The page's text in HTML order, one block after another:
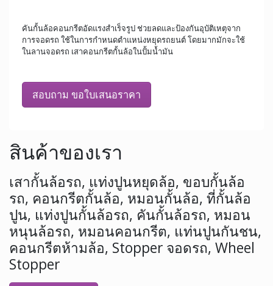
คันกั้นล้อคอนกรีตอัดแรงสำเร็จรูป ช่วยลดและป้องกันอุบัติเหตุจาก
การจอดรถ ใช้ในการกำหนดตำแหน่งหยุดรถยนต์ โดยมากมักจะใช้
ในลานจอดรถ เสาคอนกรีตกั้นล้อในปั้มน้ำมัน
สอบถาม ขอใบเสนอราคา
สินค้าของเรา
เสากั้นล้อรถ, แท่งปูนหยุดล้อ, ขอบกั้นล้อ
รถ, คอนกรีตกั้นล้อ, หมอนกั้นล้อ, ที่กั้นล้อ
ปูน, แท่งปูนกั้นล้อรถ, คันกั้นล้อรถ, หมอน
หนุนล้อรถ, หมอนคอนกรีต, แท่นปูนกันชน,
คอนกรีตห้ามล้อ, Stopper จอดรถ, Wheel
Stopper